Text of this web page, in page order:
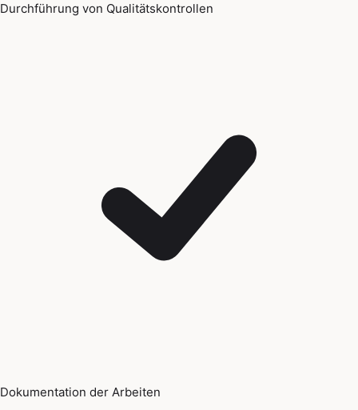
Durchführung von Qualitätskontrollen
Dokumentation der Arbeiten